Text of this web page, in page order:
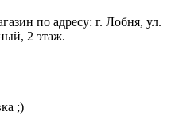
по адресу: г. Лобня, ул.
2 этаж.
;)